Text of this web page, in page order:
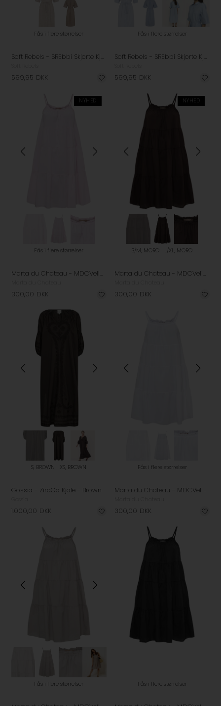
Fås i flere størrelser
Soft Rebels - SREbbi Skjorte Kjole - Bison
599,95 DKK
Fås i flere størrelser
Soft Rebels - SREbbi Skjorte Kjole - Forever Blue
599,95 DKK
NYHED
Fås i flere størrelser
Marta du Chateau - MDCVelina Kjole - Rosa
300,00 DKK
NYHED
S/M, MORO L/XL, MORO
Marta du Chateau - MDCVelina Kjole - Moro
300,00 DKK
S, BROWN XS, BROWN
Gossia - ZiraGo Kjole - Brown
1.000,00 DKK
Fås i flere størrelser
Marta du Chateau - MDCVelina Kjole - White
300,00 DKK
Fås i flere størrelser Fås i flere størrelser